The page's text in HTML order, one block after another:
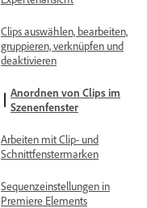
Clips auswählen, bearbeiten,
gruppieren, verknüpfen und
deaktivieren
Anordnen von Clips im
Szenenfenster
Arbeiten mit Clip- und
Schnittfenstermarken
Sequenzeinstellungen in
Premiere Elements